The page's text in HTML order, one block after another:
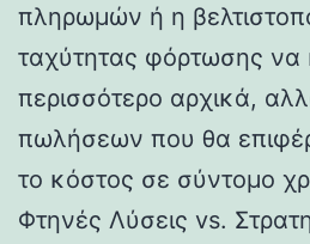
πληρωμών ή η
ταχύτητας φόρτωσης να
περισσότερο αρχικά,
πωλήσεων που θα
το κόστος σε σύντομο
Φτηνές Λύσεις vs.